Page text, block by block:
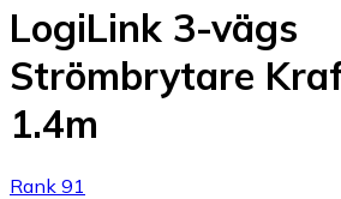
LogiLink 3-vägs
Strömbrytare
1.4m
Rank 91